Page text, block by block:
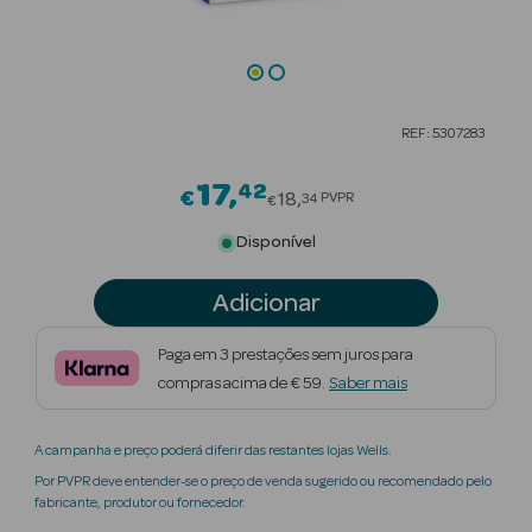
Beauty Season
Nutricosmética
Perfumes
Beauty Season
REF: 5307283
€17 42Price reduced from
€18 34 PVPR
Disponível
Adicionar
Paga em 3 prestações sem juros para
compras acima de € 59. Saber mais
A campanha e preço poderá diferir das restantes lojas Wells.
Por PVPR deve entender-se o preço de venda sugerido ou recomendado pelo
fabricante, produtor ou fornecedor.